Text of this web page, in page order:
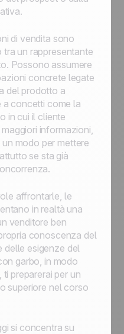
di vendita sono
un rappresentante
Possono assumere
concrete legate
del prodotto a
a concetti come la
in cui il cliente
informazioni,
modo per mettere
se sta già
affrontarle, le
in realtà una
venditore ben
conoscenza del
delle esigenze del
garbo, in modo
preparerai per un
superiore nel corso
si concentra su